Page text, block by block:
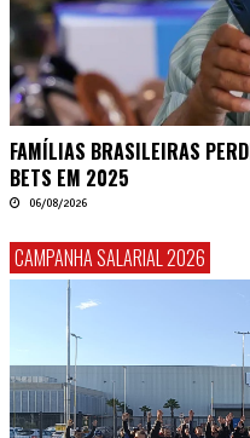
FAMÍLIAS BRASILEIRAS
BETS EM 2025
06/08/2026
CAMPANHA SALARIAL 2026